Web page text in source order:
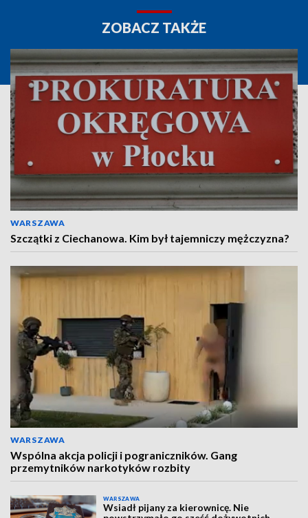
ZOBACZ TAKŻE
WARSZAWA
Szczątki z Ciechanowa. Kim był tajemniczy mężczyzna?
WARSZAWA
Wspólna akcja policji i pograniczników. Gang
przemytników narkotyków rozbity
WARSZAWA
Wsiadł pijany za kierownicę. Nie